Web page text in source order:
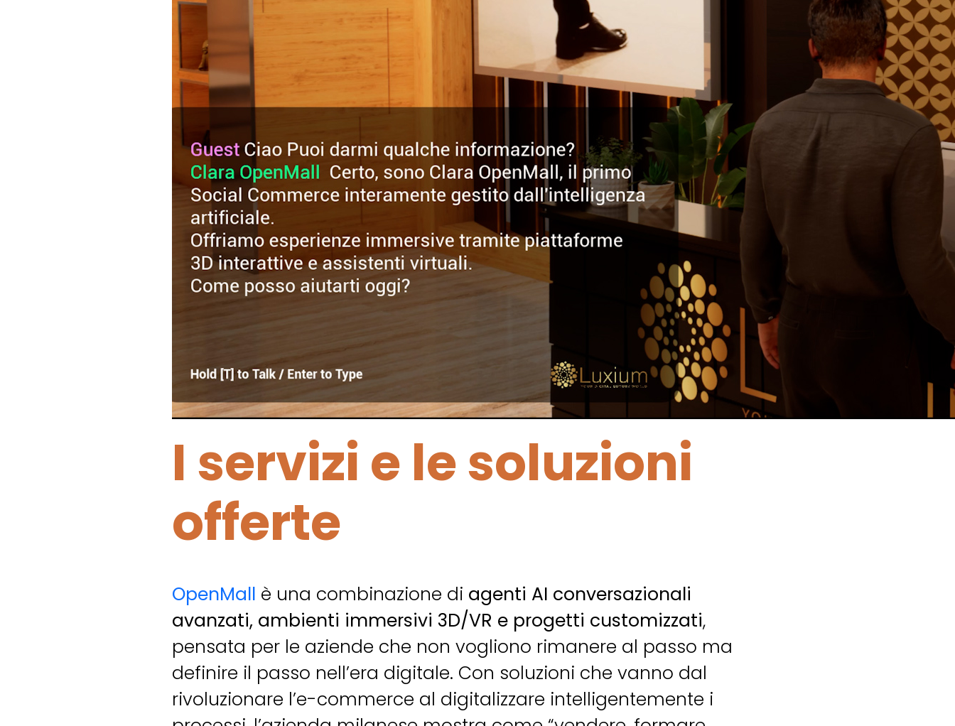
I servizi e le soluzioni
offerte
OpenMall è una combinazione di agenti AI conversazionali
avanzati, ambienti immersivi 3D/VR e progetti customizzati,
pensata per le aziende che non vogliono rimanere al passo ma
definire il passo nell’era digitale. Con soluzioni che vanno dal
rivoluzionare l’e-commerce al digitalizzare intelligentemente i